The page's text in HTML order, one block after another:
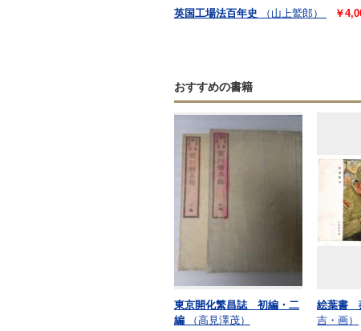
英国工場法百年史
（山上鷲郎） ￥
おすすめの書籍
東京開化繁昌誌 初編・二
編
（高見澤茂）
絵葉書
吉・画）